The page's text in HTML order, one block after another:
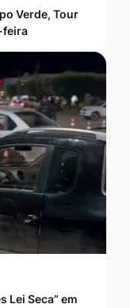
Verde, Tour
feira
Lei Seca” em